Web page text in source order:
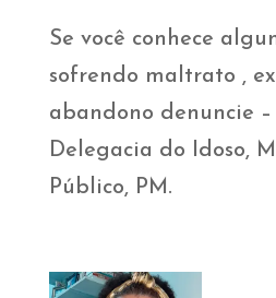
Se você conhece
sofrendo maltrato ,
abandono denuncie –
Delegacia do Idoso,
Público, PM.